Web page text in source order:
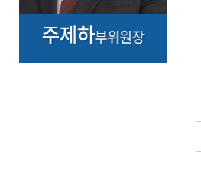
주제하부위원장